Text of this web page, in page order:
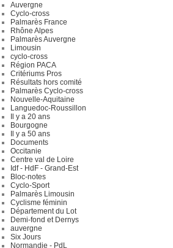
Auvergne
Cyclo-cross
Palmarès France
Rhône Alpes
Palmarès Auvergne
Limousin
cyclo-cross
Région PACA
Critériums Pros
Résultats hors comité
Palmarès Cyclo-cross
Nouvelle-Aquitaine
Languedoc-Roussillon
Il y a 20 ans
Bourgogne
Il y a 50 ans
Documents
Occitanie
Centre val de Loire
Idf - HdF - Grand-Est
Bloc-notes
Cyclo-Sport
Palmarès Limousin
Cyclisme féminin
Département du Lot
Demi-fond et Dernys
auvergne
Six Jours
Normandie - PdL